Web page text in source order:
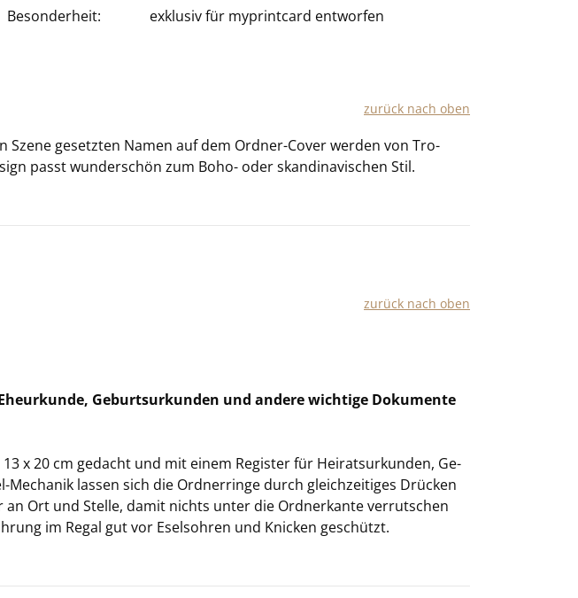
Besonderheit:
exklusiv für myprintcard entworfen
zu­rück nach oben
Szene ge­setz­ten Namen auf dem Ordner-​Cover wer­den von Tro­
passt wun­der­schön zum Boho- oder skan­di­na­vi­schen Stil.
zu­rück nach oben
Ge­burts­ur­kun­den und an­de­re wich­ti­ge Do­ku­men­te
x 20 cm ge­dacht und mit einem Re­gis­ter für Hei­rats­ur­kun­den, Ge­
las­sen sich die Ord­ner­rin­ge durch gleich­zei­ti­ges Drü­cken
Ort und Stel­le, damit nichts unter die Ord­ner­kan­te ver­rut­schen
im Regal gut vor Esels­oh­ren und Kni­cken ge­schützt.